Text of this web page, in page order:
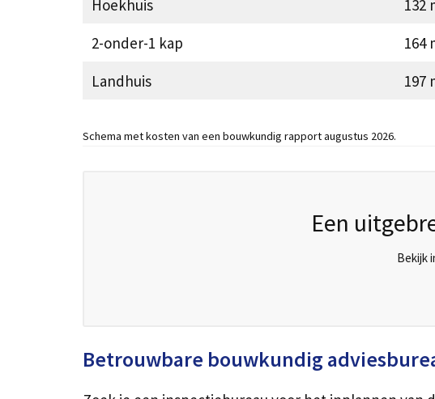
Hoekhuis
132
2-onder-1 kap
164
Landhuis
197
Schema met kosten van een bouwkundig rapport augustus 2026.
Een
Bekijk
Betrouwbare bouwkundig